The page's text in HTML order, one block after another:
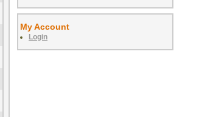
My Account
Login